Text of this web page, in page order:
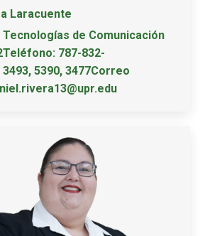
Laracuente
de Comunicación
787-832-
5390, 3477Correo